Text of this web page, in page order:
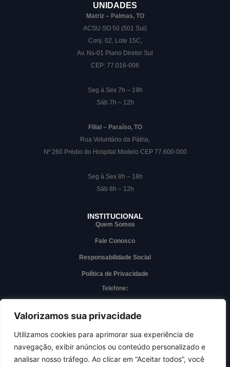
Valorizamos sua privacidade
Utilizamos cookies para aprimorar sua experiência de
navegação, exibir anúncios ou conteúdo personalizado e
analisar nosso tráfego. Ao clicar em “Aceitar todos”, você
UNIDADES
Matriz – Palmas, TO
ACSU SO 50 (501 Sul)
Conj. 02, Lote 15C,
Av. Ns-01 Plano Diretor Sul
CEP: 77.016-006
Seg à Sex 7h – 19h
Sáb 7h – 12h
Filial – Paraíso, TO
Rua Voluntário da Pátria,
Nº 260 Prédio do Hospital Modelo CEP 77.600-000
Seg à Sex 8h – 18h
Sáb 8h – 12h
INSTITUCIONAL
Quem Somos
Fale Conosco
Responsabilidade Social
Política de Privacidade
Telefone:
Whatsapp
Acesso interno